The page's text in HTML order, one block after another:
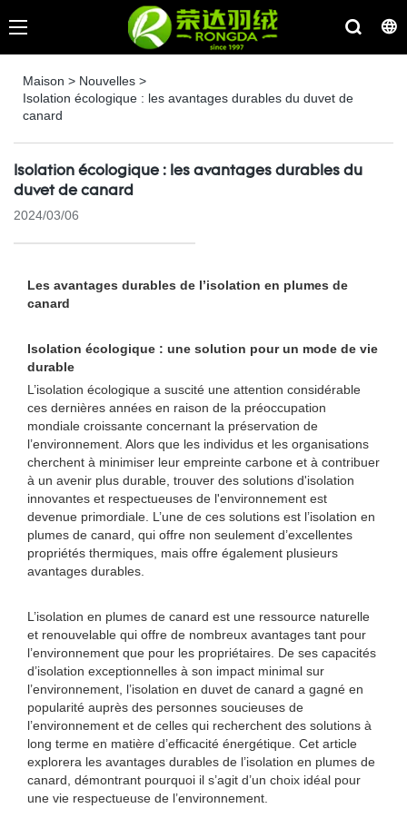
Maison > Nouvelles >
Isolation écologique : les avantages durables du duvet de
canard
Isolation écologique : les avantages durables du
duvet de canard
2024/03/06
Les avantages durables de l’isolation en plumes de
canard
Isolation écologique : une solution pour un mode de vie
durable
L’isolation écologique a suscité une attention considérable
ces dernières années en raison de la préoccupation
mondiale croissante concernant la préservation de
l’environnement. Alors que les individus et les organisations
cherchent à minimiser leur empreinte carbone et à contribuer
à un avenir plus durable, trouver des solutions d'isolation
innovantes et respectueuses de l'environnement est
devenue primordiale. L’une de ces solutions est l’isolation en
plumes de canard, qui offre non seulement d’excellentes
propriétés thermiques, mais offre également plusieurs
avantages durables.
L’isolation en plumes de canard est une ressource naturelle
et renouvelable qui offre de nombreux avantages tant pour
l’environnement que pour les propriétaires. De ses capacités
d’isolation exceptionnelles à son impact minimal sur
l’environnement, l’isolation en duvet de canard a gagné en
popularité auprès des personnes soucieuses de
l’environnement et de celles qui recherchent des solutions à
long terme en matière d’efficacité énergétique. Cet article
explorera les avantages durables de l’isolation en plumes de
canard, démontrant pourquoi il s’agit d’un choix idéal pour
une vie respectueuse de l’environnement.